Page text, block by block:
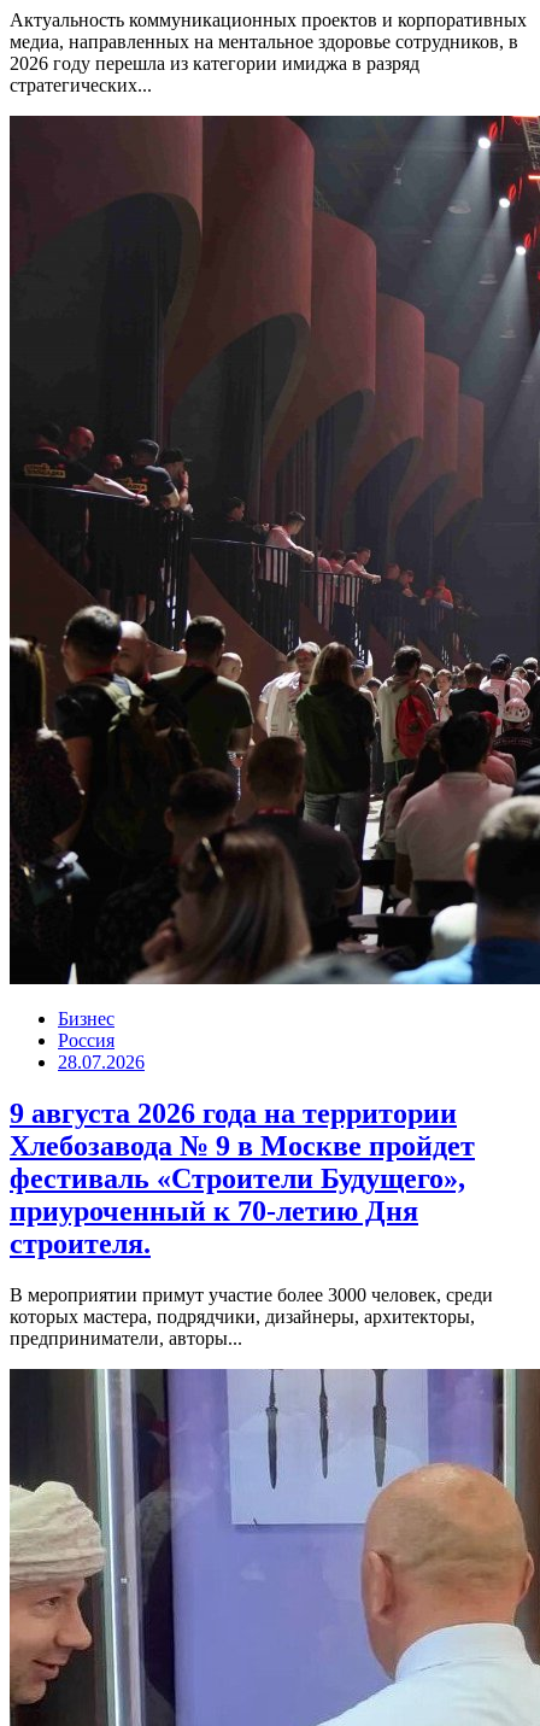
Актуальность коммуникационных проектов и корпоративных
медиа, направленных на ментальное здоровье сотрудников, в
2026 году перешла из категории имиджа в разряд
стратегических...
Бизнес
Россия
28.07.2026
9 августа 2026 года на территории
Хлебозавода № 9 в Москве пройдет
фестиваль «Строители Будущего»,
приуроченный к 70-летию Дня
строителя.
В мероприятии примут участие более 3000 человек, среди
которых мастера, подрядчики, дизайнеры, архитекторы,
предприниматели, авторы...